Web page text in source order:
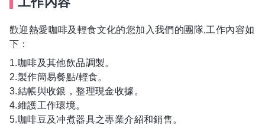
歡迎熱愛咖啡及輕食文化的您加入我們的團隊,工作內容如
下：
1.咖啡及其他飲品調製。
2.製作簡易餐點/輕食。
3.結帳與收銀，整理現金收據。
4.維護工作環境。
5.咖啡豆及冲煮器具之專業介紹和銷售。